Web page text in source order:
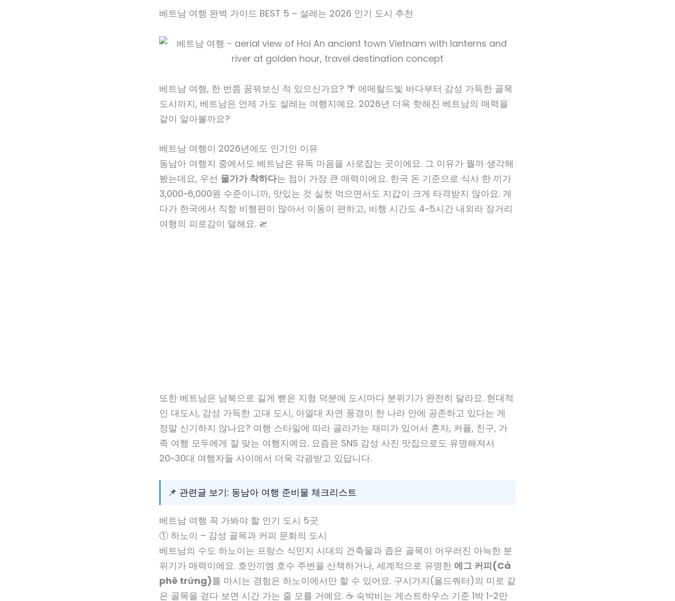
베트남 여행 완벽 가이드 BEST 5 – 설레는 2026 인기 도시 추천
베트남 여행, 한 번쯤 꿈꿔보신 적 있으신가요? 🌴 에메랄드빛 바다부터 감성 가득한 골목
도시까지, 베트남은 언제 가도 설레는 여행지예요. 2026년 더욱 핫해진 베트남의 매력을
같이 알아볼까요?
베트남 여행이 2026년에도 인기인 이유
동남아 여행지 중에서도 베트남은 유독 마음을 사로잡는 곳이에요. 그 이유가 뭘까 생각해
봤는데요, 우선 물가가 착하다는 점이 가장 큰 매력이에요. 한국 돈 기준으로 식사 한 끼가
3,000~6,000원 수준이니까, 맛있는 것 실컷 먹으면서도 지갑이 크게 타격받지 않아요. 게
다가 한국에서 직항 비행편이 많아서 이동이 편하고, 비행 시간도 4~5시간 내외라 장거리
여행의 피로감이 덜해요. 🛫
또한 베트남은 남북으로 길게 뻗은 지형 덕분에 도시마다 분위기가 완전히 달라요. 현대적
인 대도시, 감성 가득한 고대 도시, 아열대 자연 풍경이 한 나라 안에 공존하고 있다는 게
정말 신기하지 않나요? 여행 스타일에 따라 골라가는 재미가 있어서 혼자, 커플, 친구, 가
족 여행 모두에게 잘 맞는 여행지예요. 요즘은 SNS 감성 사진 맛집으로도 유명해져서
20~30대 여행자들 사이에서 더욱 각광받고 있답니다.
📌 관련글 보기: 동남아 여행 준비물 체크리스트
베트남 여행 꼭 가봐야 할 인기 도시 5곳
① 하노이 – 감성 골목과 커피 문화의 도시
베트남의 수도 하노이는 프랑스 식민지 시대의 건축물과 좁은 골목이 어우러진 아늑한 분
위기가 매력이에요. 호안끼엠 호수 주변을 산책하거나, 세계적으로 유명한 에그 커피(Cà
phê trứng)를 마시는 경험은 하노이에서만 할 수 있어요. 구시가지(올드쿼터)의 미로 같
은 골목을 걷다 보면 시간 가는 줄 모를 거예요. ☕ 숙박비는 게스트하우스 기준 1박 1~2만